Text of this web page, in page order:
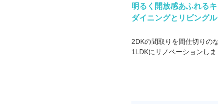
明るく開放感あふれる
ダイニングとリビング
2DKの間取りを間仕切りの
1LDKにリノベーションし